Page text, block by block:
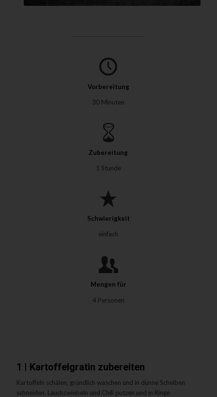
Vorbereitung
30 Minuten
Zubereitung
1 Stunde
Schwierigkeit
einfach
Mengen für
4 Personen
1 | Kartoffelgratin zubereiten
Kartoffeln schälen, gründlich waschen und in dünne Scheiben
schneiden. Lauchzwiebeln und Chili putzen und in Ringe